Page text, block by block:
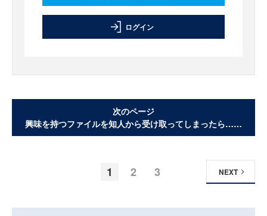
ログイン
次のページ
興味を持つファイルを知人から受け取ってしまったら……
1 2 3 NEXT